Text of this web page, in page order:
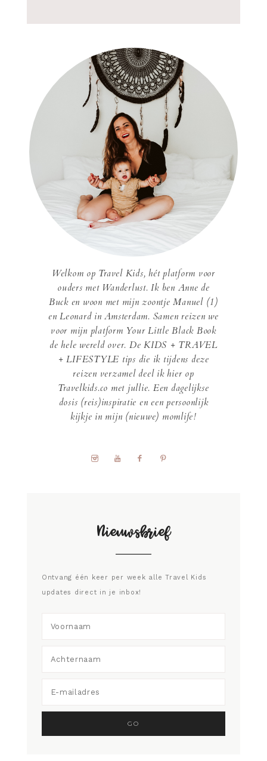
Welkom op Travel Kids, hét platform voor
ouders met Wanderlust. Ik ben Anne de
Buck en woon met mijn zoontje Manuel (1)
en Leonard in Amsterdam. Samen reizen we
voor mijn platform Your Little Black Book
de hele wereld over. De KIDS + TRAVEL
+ LIFESTYLE tips die ik tijdens deze
reizen verzamel deel ik hier op
Travelkids.co met jullie. Een dagelijkse
dosis (reis)inspiratie en een persoonlijk
kijkje in mijn (nieuwe) momlife!
Nieuwsbrief
Ontvang één keer per week alle Travel Kids
updates direct in je inbox!